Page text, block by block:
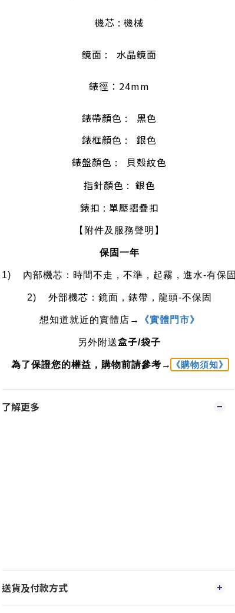
機芯 : 機械
鏡面 : 水晶鏡面
錶徑：24mm
錶帶顏色 :
黑色
錶框顏色 :
銀色
錶盤顏色 : 貝殼紋色
指針顏色 : 銀色
錶扣 : 單壓摺疊扣
【附件及服務聲明】
保固一年
1) 內部機芯：時間不走，不準，起霧，進水-有保固
2) 外部機芯：鏡面，錶帶，龍頭-不保固
想知道就近的實體店 → 《實體門市》
另外附送盒子/袋子
為了保證您的權益，購物前請參考→ 《購物須知》
了解更多
送貨及付款方式